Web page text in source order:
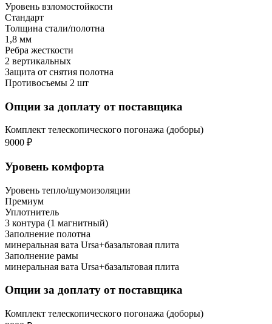
Уровень взломостойкости
Стандарт
Толщина стали/полотна
1,8 мм
Ребра жесткости
2 вертикальных
Защита от снятия полотна
Противосъемы 2 шт
Опции за доплату от поставщика
Комплект телескопического погонажа (доборы)
9000 ₽
Уровень комфорта
Уровень тепло/шумоизоляции
Премиум
Уплотнитель
3 контура (1 магнитный)
Заполнение полотна
минеральная вата Ursa+базальтовая плита
Заполнение рамы
минеральная вата Ursa+базальтовая плита
Опции за доплату от поставщика
Комплект телескопического погонажа (доборы)